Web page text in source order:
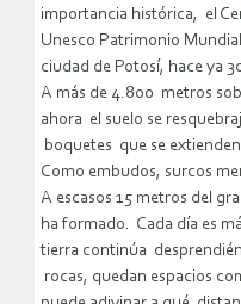
importancia histórica, el
Unesco Patrimonio
ciudad de Potosí, hace ya
A más de 4.800 metros
ahora el suelo se
boquetes que se
Como embudos, surcos
A escasos 15 metros del
ha formado. Cada día es
tierra continúa
rocas, quedan espacios